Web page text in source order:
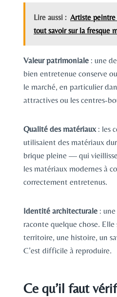
Lire aussi : Artiste
tout savoir sur la fresque
Valeur patrimoniale : une
bien entretenue conserve
le marché, en particulier
attractives ou les centres-
Qualité des matériaux: les
utilisaient des matériaux
brique pleine — qui
les matériaux modernes à
correctement entretenus.
Identité architecturale :
raconte quelque chose. Elle
territoire, une histoire, un
C’est difficile à reproduire.
Ce qu’il faut